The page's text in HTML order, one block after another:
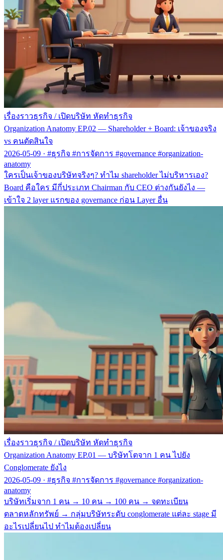
เรื่องราวธุรกิจ / เปิดบริษัท หัดทำธุรกิจ
Organization Anatomy EP.02 — Shareholder + Board: เจ้าของจริง
vs คนตัดสินใจ
2026-05-09 · #ธุรกิจ #การจัดการ #governance #organization-
anatomy
ใครเป็นเจ้าของบริษัทจริงๆ? ทำไม shareholder ไม่บริหารเอง?
Board คือใคร มีกี่ประเภท Chairman กับ CEO ต่างกันยังไง —
เข้าใจ 2 layer แรกของ governance ก่อน Layer อื่น
เรื่องราวธุรกิจ / เปิดบริษัท หัดทำธุรกิจ
Organization Anatomy EP.01 — บริษัทโตจาก 1 คน ไปยัง
Conglomerate ยังไง
2026-05-09 · #ธุรกิจ #การจัดการ #governance #organization-
anatomy
บริษัทเริ่มจาก 1 คน → 10 คน → 100 คน → จดทะเบียน
ตลาดหลักทรัพย์ → กลุ่มบริษัทระดับ conglomerate แต่ละ stage มี
อะไรเปลี่ยนไป ทำไมต้องเปลี่ยน